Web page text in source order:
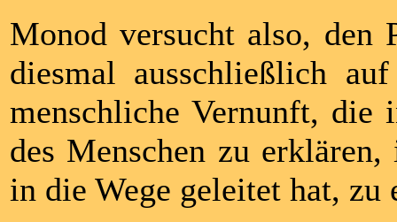
Monod versucht also, den
diesmal ausschließlich
menschliche Vernunft, die
des Menschen zu
in die Wege geleitet hat, zu